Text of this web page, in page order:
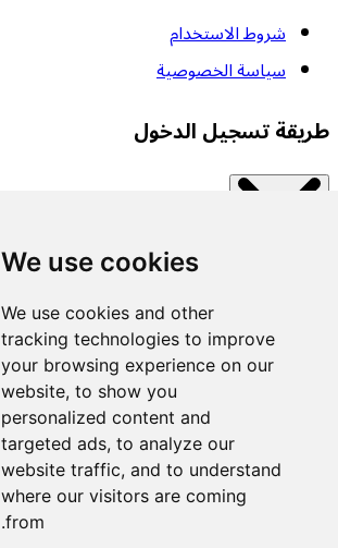
We use cookies
We use cookies and other
tracking technologies to improve
your browsing experience on our
website, to show you
personalized content and
targeted ads, to analyze our
website traffic, and to understand
where our visitors are coming
from.
شروط الاستخدام
سياسة الخصوصية
طريقة تسجيل الدخول
اتصل بإحدى الخدمات المتاحة.
تسجيل الدخول بمفتاح مرور
تسجيل الدخول باستخدام UACF
تسجيل الدخول باستخدام Decathlon
تسجيل الدخول باستخدام Withings